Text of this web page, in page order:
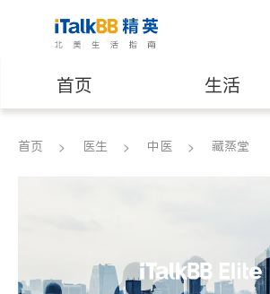
首页 生活
医生 律师
首页 医生 中医 藏蒸堂